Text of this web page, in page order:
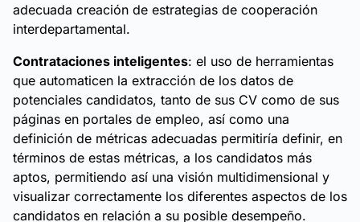
adecuada creación de estrategias de cooperación
interdepartamental.
Contrataciones inteligentes: el uso de herramientas
que automaticen la extracción de los datos de
potenciales candidatos, tanto de sus CV como de sus
páginas en portales de empleo, así como una
definición de métricas adecuadas permitiría definir, en
términos de estas métricas, a los candidatos más
aptos, permitiendo así una visión multidimensional y
visualizar correctamente los diferentes aspectos de los
candidatos en relación a su posible desempeño.